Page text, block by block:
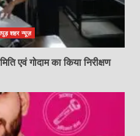
शहर न्यूज़
एवं गोदाम का किया निरीक्षण